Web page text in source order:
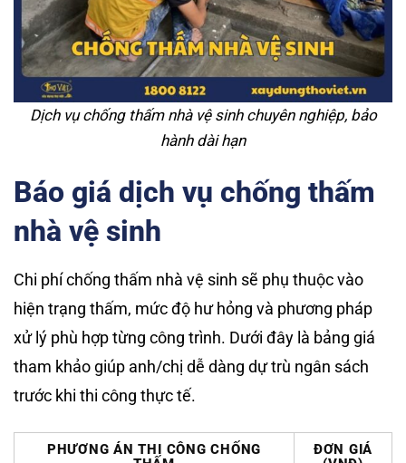
Dịch vụ chống thấm nhà vệ sinh chuyên nghiệp, bảo
hành dài hạn
Báo giá dịch vụ chống thấm
nhà vệ sinh
Chi phí chống thấm nhà vệ sinh sẽ phụ thuộc vào
hiện trạng thấm, mức độ hư hỏng và phương pháp
xử lý phù hợp từng công trình. Dưới đây là bảng giá
tham khảo giúp anh/chị dễ dàng dự trù ngân sách
trước khi thi công thực tế.
PHƯƠNG ÁN THI CÔNG CHỐNG
ĐƠN GIÁ